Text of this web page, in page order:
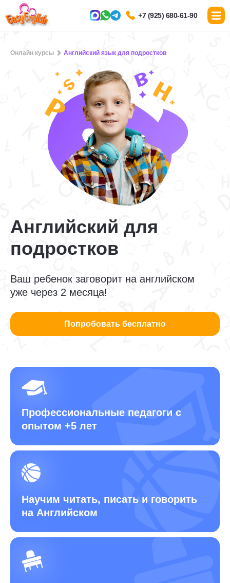
+7 (925) 680-61-90
Онлайн курсы Английский язык для подростков
Английский для
подростков
Ваш ребенок заговорит на английском
уже через 2 месяца!
Попробовать бесплатно
Профессиональные педагоги с
опытом +5 лет
Научим читать, писать и говорить
на Английском